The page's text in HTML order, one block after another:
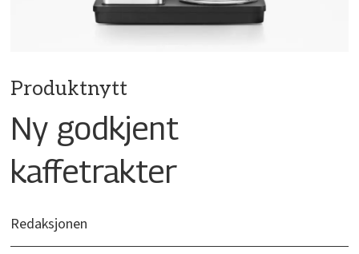
Produktnytt
Ny godkjent
kaffetrakter
Redaksjonen